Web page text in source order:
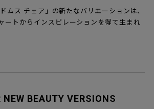
ムス チェア」の新たなバリエーションは、
ートからインスピレーションを得て生まれ
BEAUTY VERSIONS